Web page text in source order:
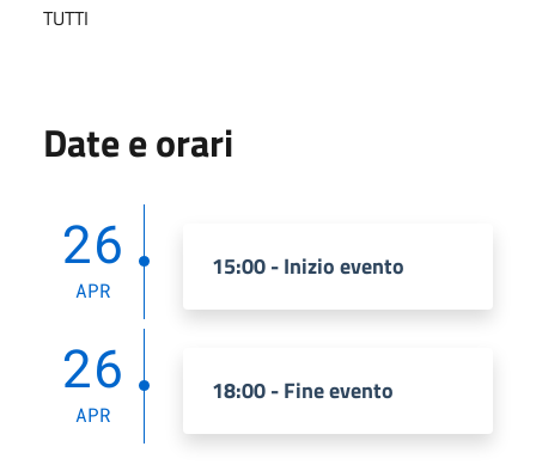
TUTTI
Date e orari
26
APR
15:00 - Inizio evento
26
APR
18:00 - Fine evento